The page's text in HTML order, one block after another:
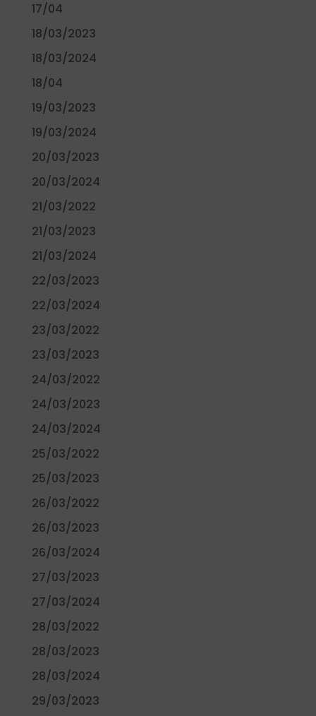
17/04
18/03/2023
18/03/2024
18/04
19/03/2023
19/03/2024
20/03/2023
20/03/2024
21/03/2022
21/03/2023
21/03/2024
22/03/2023
22/03/2024
23/03/2022
23/03/2023
24/03/2022
24/03/2023
24/03/2024
25/03/2022
25/03/2023
26/03/2022
26/03/2023
26/03/2024
27/03/2023
27/03/2024
28/03/2022
28/03/2023
28/03/2024
29/03/2023